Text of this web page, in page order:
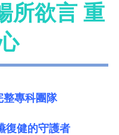
所欲言 重
整專科團隊
復健的守護者